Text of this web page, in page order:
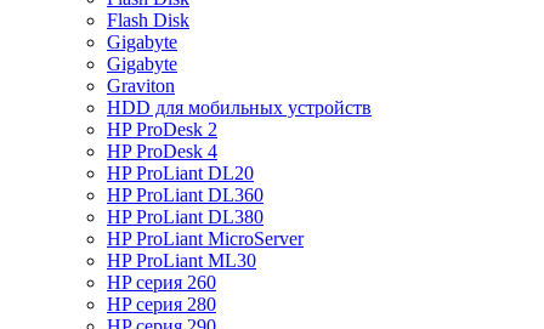
Flash Disk
Gigabyte
Gigabyte
Graviton
HDD для мобильных устройств
HP ProDesk 2
HP ProDesk 4
HP ProLiant DL20
HP ProLiant DL360
HP ProLiant DL380
HP ProLiant MicroServer
HP ProLiant ML30
HP серия 260
HP серия 280